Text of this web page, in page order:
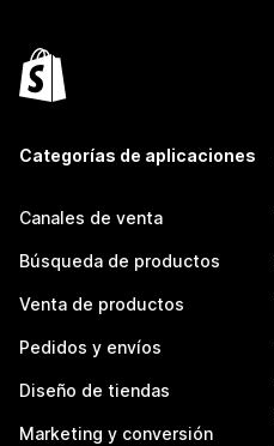
Categorías de aplicaciones
Canales de venta
Búsqueda de productos
Venta de productos
Pedidos y envíos
Diseño de tiendas
Marketing y conversión